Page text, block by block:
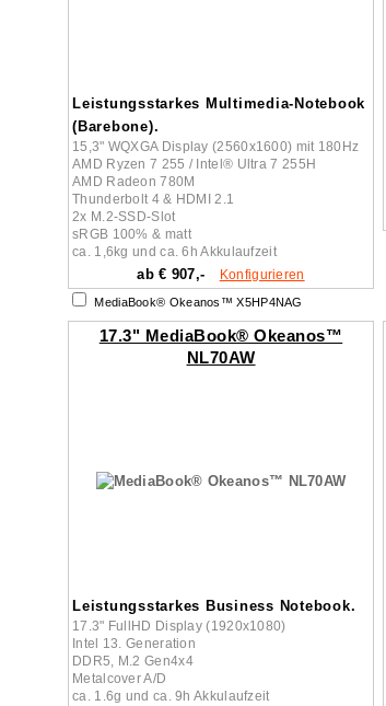
Leistungsstarkes Multimedia-Notebook
(Barebone).
15,3" WQXGA Display (2560x1600) mit 180Hz
AMD Ryzen 7 255 / Intel® Ultra 7 255H
AMD Radeon 780M
Thunderbolt 4 & HDMI 2.1
2x M.2-SSD-Slot
sRGB 100% & matt
ca. 1,6kg und ca. 6h Akkulaufzeit
ab € 907,- Konfigurieren
MediaBook® Okeanos™ X5HP4NAG
17.3" MediaBook® Okeanos™
NL70AW
Leistungsstarkes Business Notebook.
17.3" FullHD Display (1920x1080)
Intel 13. Generation
DDR5, M.2 Gen4x4
Metalcover A/D
ca. 1.6g und ca. 9h Akkulaufzeit